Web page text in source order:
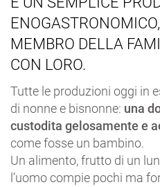
MEMBRO DELLA
CON LORO.
Tutte le produzioni oggi in
di nonne e bisnonne: una
custodita gelosamente e
come fosse un bambino.
Un alimento, frutto di un
l’uomo compie pochi ma